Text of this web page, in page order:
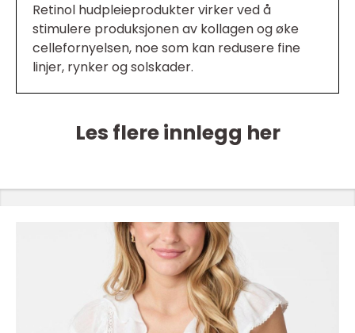
Retinol hudpleieprodukter virker ved å
stimulere produksjonen av kollagen og øke
cellefornyelsen, noe som kan redusere fine
linjer, rynker og solskader.
Les flere innlegg her